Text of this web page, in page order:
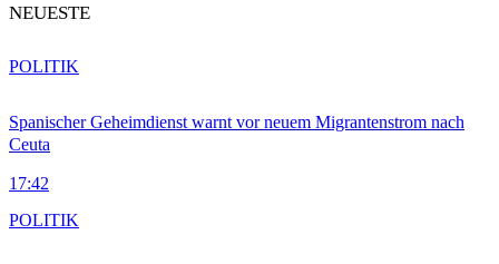
NEUESTE
Spanischer Geheimdienst warnt vor neuem Migrantenstrom nach
Ceuta
17:42
POLITIK
POLITIK